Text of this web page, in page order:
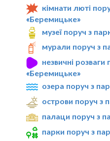
кімнати люті
«Беремицьке»
музеї поруч з
мурали поруч з
незвичні
«Беремицьке»
озера поруч з
острови поруч з
палаци поруч з
парки поруч з